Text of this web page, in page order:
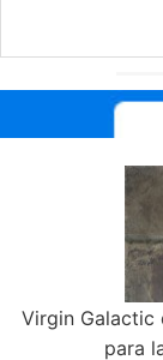
Virgin Galactic
para